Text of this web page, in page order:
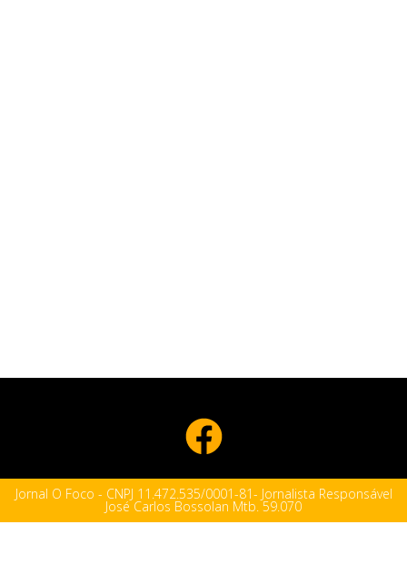
Jornal O Foco - CNPJ 11.472.535/0001-81- Jornalista Responsável
José Carlos Bossolan Mtb. 59.070